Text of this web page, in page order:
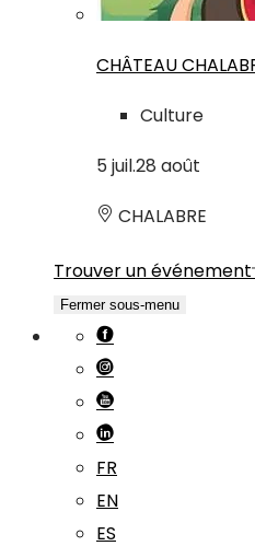
CHÂTEAU
Culture
5 juil.28 août
CHALABRE
Trouver un événement
Fermer sous-menu
FR
EN
ES